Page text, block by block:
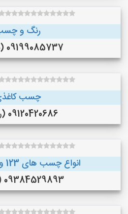
رنگ و
09199085737 (همدان)
چسب
09120420686 (رشت )
انواع چسب های 123 و آکواریوم و...
09384529893 (گرگان )